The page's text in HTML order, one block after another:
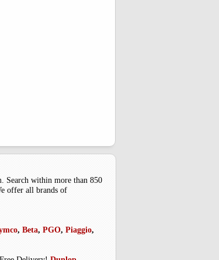
Search within more than 850
offer all brands of
, Beta, PGO, Piaggio,